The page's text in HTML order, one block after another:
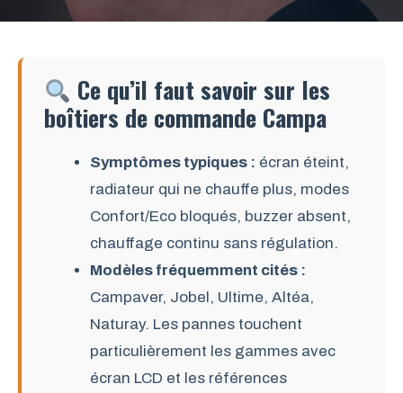
Ce qu’il faut savoir sur les
boîtiers de commande Campa
Symptômes typiques : écran éteint,
radiateur qui ne chauffe plus, modes
Confort/Eco bloqués, buzzer absent,
chauffage continu sans régulation.
Modèles fréquemment cités :
Campaver, Jobel, Ultime, Altéa,
Naturay. Les pannes touchent
particulièrement les gammes avec
écran LCD et les références